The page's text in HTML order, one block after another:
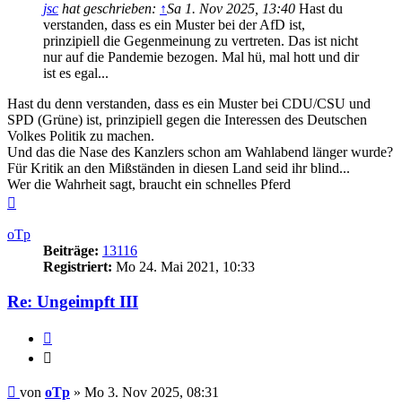
jsc hat geschrieben: ↑Sa 1. Nov 2025, 13:40 Hast du
verstanden, dass es ein Muster bei der AfD ist,
prinzipiell die Gegenmeinung zu vertreten. Das ist nicht
nur auf die Pandemie bezogen. Mal hü, mal hott und dir
ist es egal...
Hast du denn verstanden, dass es ein Muster bei CDU/CSU und
SPD (Grüne) ist, prinzipiell gegen die Interessen des Deutschen
Volkes Politik zu machen.
Und das die Nase des Kanzlers schon am Wahlabend länger wurde?
Für Kritik an den Mißständen in diesen Land seid ihr blind...
Wer die Wahrheit sagt, braucht ein schnelles Pferd
oTp
Beiträge: 13116
Registriert: Mo 24. Mai 2021, 10:33
Re: Ungeimpft III
Beitrag
von oTp » Mo 3. Nov 2025, 08:31